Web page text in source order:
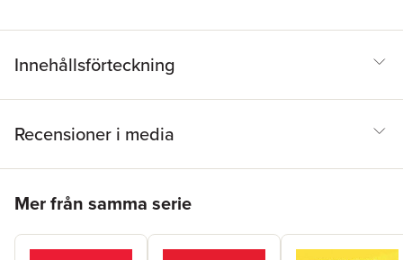
Innehållsförteckning
Recensioner i media
Mer från samma serie